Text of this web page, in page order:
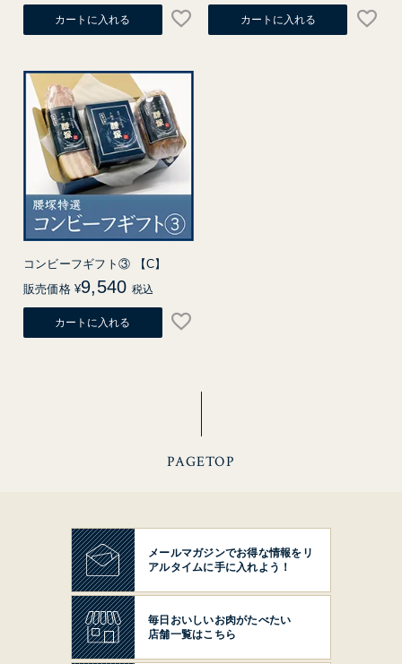
カートに入れる カートに入れる
コンビーフギフト③ 【C】
販売価格 ¥9,540 税込
カートに入れる
PAGETOP
メールマガジンでお得な情報を リ
アルタイムに手に入れよう！
毎日おいしいお肉がたべたい
店舗一覧はこちら